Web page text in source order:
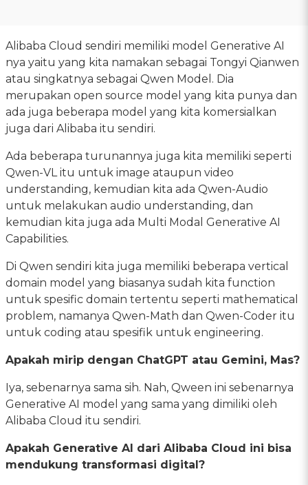
Alibaba Cloud sendiri memiliki model Generative AI
nya yaitu yang kita namakan sebagai Tongyi Qianwen
atau singkatnya sebagai Qwen Model. Dia
merupakan open source model yang kita punya dan
ada juga beberapa model yang kita komersialkan
juga dari Alibaba itu sendiri.
Ada beberapa turunannya juga kita memiliki seperti
Qwen-VL itu untuk image ataupun video
understanding, kemudian kita ada Qwen-Audio
untuk melakukan audio understanding, dan
kemudian kita juga ada Multi Modal Generative AI
Capabilities.
Di Qwen sendiri kita juga memiliki beberapa vertical
domain model yang biasanya sudah kita function
untuk spesific domain tertentu seperti mathematical
problem, namanya Qwen-Math dan Qwen-Coder itu
untuk coding atau spesifik untuk engineering.
Apakah mirip dengan ChatGPT atau Gemini, Mas?
Iya, sebenarnya sama sih. Nah, Qween ini sebenarnya
Generative AI model yang sama yang dimiliki oleh
Alibaba Cloud itu sendiri.
Apakah Generative AI dari Alibaba Cloud ini bisa
mendukung transformasi digital?